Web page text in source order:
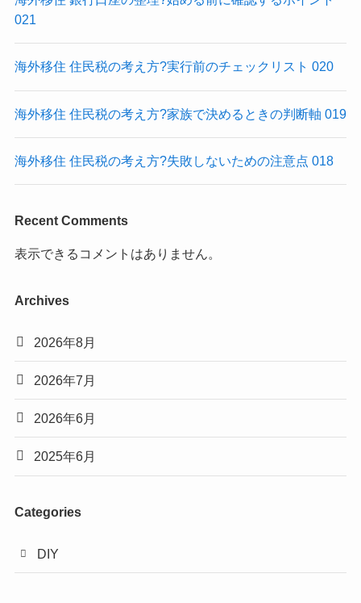
021
海外移住 住民税の考え方?実行前のチェックリスト 020
海外移住 住民税の考え方?家族で決めるときの判断軸 019
海外移住 住民税の考え方?失敗しないための注意点 018
Recent Comments
表示できるコメントはありません。
Archives
2026年8月
2026年7月
2026年6月
2025年6月
Categories
DIY